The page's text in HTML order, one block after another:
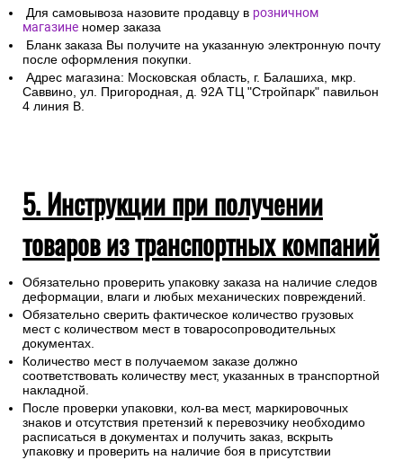
Для самовывоза назовите продавцу в розничном
магазине номер заказа
Бланк заказа Вы получите на указанную электронную почту
после оформления покупки.
Адрес магазина: Московская область, г. Балашиха, мкр.
Саввино, ул. Пригородная, д. 92А ТЦ "Стройпарк" павильон
4 линия В.
5. Инструкции при получении
товаров из транспортных компаний
Обязательно проверить упаковку заказа на наличие следов
деформации, влаги и любых механических повреждений.
Обязательно сверить фактическое количество грузовых
мест с количеством мест в товаросопроводительных
документах.
Количество мест в получаемом заказе должно
соответствовать количеству мест, указанных в транспортной
накладной.
После проверки упаковки, кол-ва мест, маркировочных
знаков и отсутствия претензий к перевозчику необходимо
расписаться в документах и получить заказ, вскрыть
упаковку и проверить на наличие боя в присутствии